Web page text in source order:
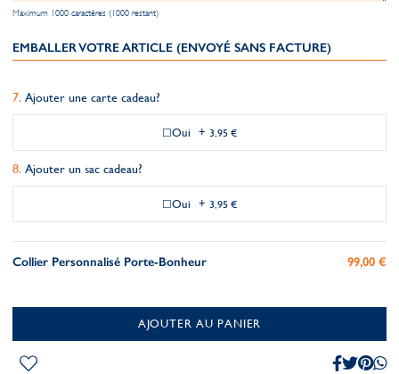
Maximum 1000 caractères (1000 restant)
EMBALLER VOTRE ARTICLE (ENVOYÉ SANS FACTURE)
Ajouter une carte cadeau?
Oui + 3,95 €
Ajouter un sac cadeau?
Oui + 3,95 €
Collier Personnalisé Porte-Bonheur 99,00 €
AJOUTER AU PANIER